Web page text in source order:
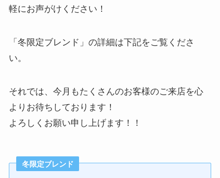
軽にお声がけください！
「冬限定ブレンド」の詳細は下記をご覧くださ
い。
それでは、今月もたくさんのお客様のご来店を心
よりお待ちしております！
よろしくお願い申し上げます！！
冬限定ブレンド